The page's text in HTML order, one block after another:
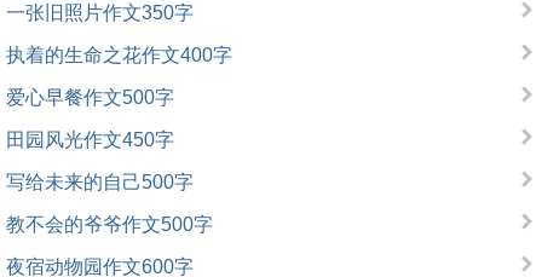
一张旧照片作文350字
执着的生命之花作文400字
爱心早餐作文500字
田园风光作文450字
写给未来的自己500字
教不会的爷爷作文500字
夜宿动物园作文600字